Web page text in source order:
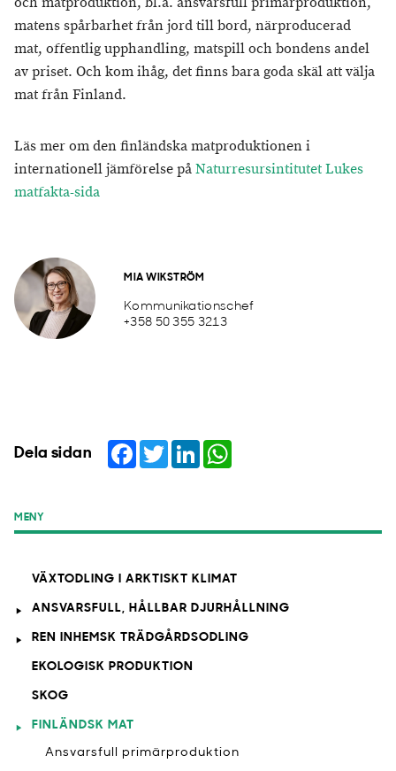
matens spårbarhet från jord till bord, närproducerad
mat, offentlig upphandling, matspill och bondens andel
av priset. Och kom ihåg, det finns bara goda skäl att välja
mat från Finland.
Läs mer om den finländska matproduktionen i
internationell jämförelse påNaturresursintitutet Lukes
matfakta-sida
MIA WIKSTRÖM
Kommunikationschef
+358 50 355 3213
Dela sidan Facebook
TwitterLinkedIn
MENY
VÄXTODLING I ARKTISKT KLIMAT
ANSVARSFULL, HÅLLBAR DJURHÅLLNING
REN INHEMSK TRÄDGÅRDSODLING
EKOLOGISK PRODUKTION
SKOG
FINLÄNDSK MAT
Ansvarsfull primärproduktion